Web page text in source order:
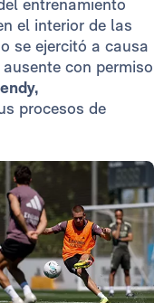
entrenamiento
el interior de las
se ejercitó a causa
con permiso
procesos de